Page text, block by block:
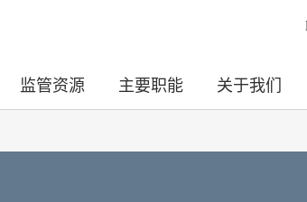
监管资源 主要职能 关于我们